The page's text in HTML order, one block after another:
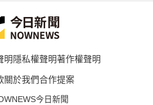
明隱私權聲明著作權聲明
關於我們合作提案
今日新聞